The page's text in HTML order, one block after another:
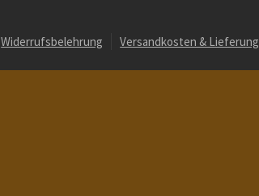
Widerrufsbelehrung Versandkosten & Lieferung